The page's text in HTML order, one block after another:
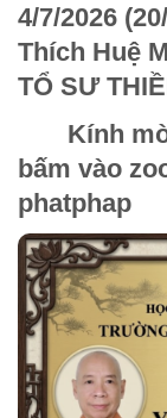
4/7/2026
Thích Huệ
TỔ SƯ
Kính mời
bấm vào
phatphap